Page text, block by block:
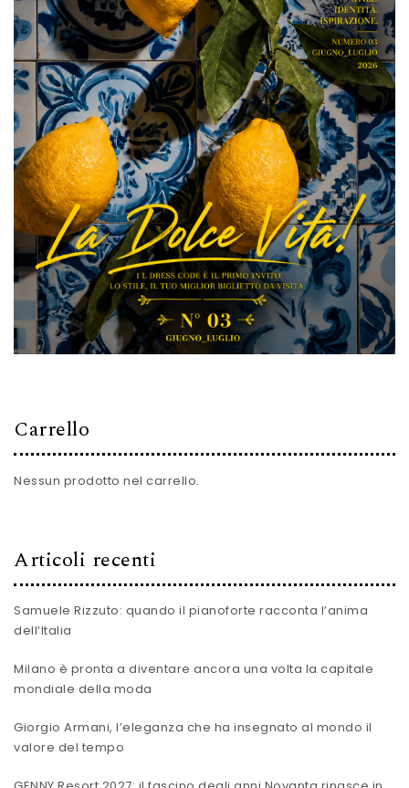
Carrello
Nessun prodotto nel carrello.
Articoli recenti
Samuele Rizzuto: quando il pianoforte racconta l’anima
dell’Italia
Milano è pronta a diventare ancora una volta la capitale
mondiale della moda
Giorgio Armani, l’eleganza che ha insegnato al mondo il
valore del tempo